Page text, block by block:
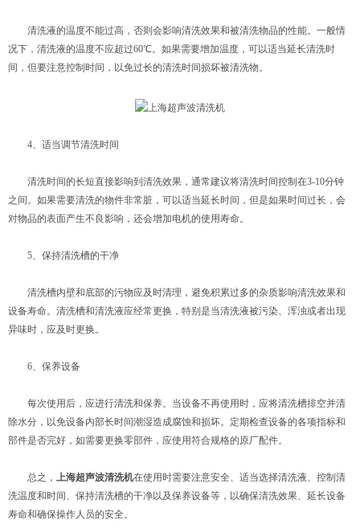
清洗液的温度不能过高，否则会影响清洗效果和被清洗物品的性能。一般情
况下，清洗液的温度不应超过60℃。如果需要增加温度，可以适当延长清洗时
间，但要注意控制时间，以免过长的清洗时间损坏被清洗物。
4、适当调节清洗时间
清洗时间的长短直接影响到清洗效果，通常建议将清洗时间控制在3-10分钟
之间。如果需要清洗的物件非常脏，可以适当延长时间，但是如果时间过长，会
对物品的表面产生不良影响，还会增加电机的使用寿命。
5、保持清洗槽的干净
清洗槽内壁和底部的污物应及时清理，避免积累过多的杂质影响清洗效果和
设备寿命。清洗槽和清洗液应经常更换，特别是当清洗液被污染、浑浊或者出现
异味时，应及时更换。
6、保养设备
每次使用后，应进行清洗和保养。当设备不再使用时，应将清洗槽排空并清
除水分，以免设备内部长时间潮湿造成腐蚀和损坏。定期检查设备的各项指标和
部件是否完好，如需要更换零部件，应使用符合规格的原厂配件。
总之， 上海超声波清洗机在使用时需要注意安全、适当选择清洗液、控制清
洗温度和时间、保持清洗槽的干净以及保养设备等，以确保清洗效果、延长设备
寿命和确保操作人员的安全。